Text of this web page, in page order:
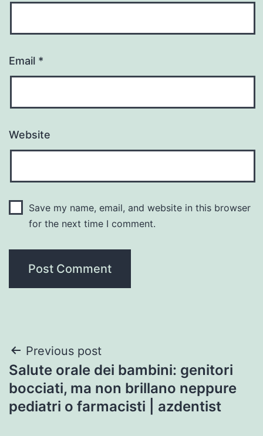
Email *
Website
Save my name, email, and website in this browser
for the next time I comment.
Post
navigation
Previous post
Salute orale dei bambini: genitori
bocciati, ma non brillano neppure
pediatri o farmacisti | azdentist